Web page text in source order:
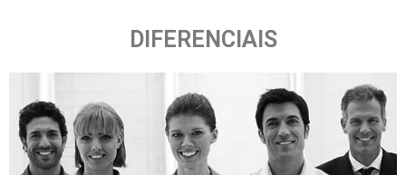
DIFERENCIAIS